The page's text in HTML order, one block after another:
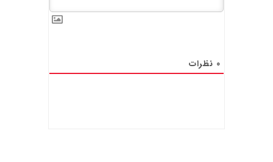
0 نظرات